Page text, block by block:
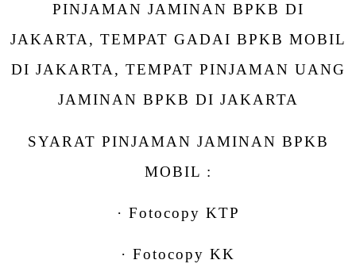
PINJAMAN JAMINAN BPKB DI
JAKARTA, TEMPAT GADAI BPKB MOBIL
DI JAKARTA, TEMPAT PINJAMAN UANG
JAMINAN BPKB DI JAKARTA
SYARAT PINJAMAN JAMINAN BPKB
MOBIL :
· Fotocopy KTP
· Fotocopy KK